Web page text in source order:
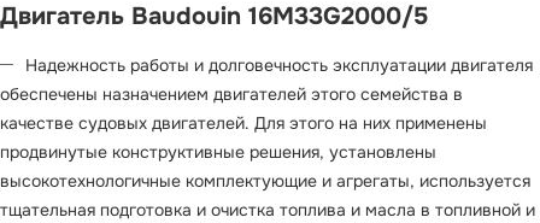
Двигатель Baudouin 16M33G2000/5
Надежность работы и долговечность эксплуатации двигателя
обеспечены назначением двигателей этого семейства в
качестве судовых двигателей. Для этого на них применены
продвинутые конструктивные решения, установлены
высокотехнологичные комплектующие и агрегаты, используется
тщательная подготовка и очистка топлива и масла в топливной и